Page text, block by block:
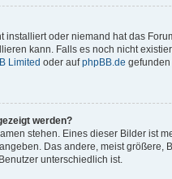
oder niemand hat das
kann. Falls es noch nicht
Limited oder aufphpBB.de
werden?
stehen. Eines dieser Bilder ist
Das andere, meist größere,
unterschiedlich ist.